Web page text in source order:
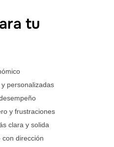
tu
personalizadas
y frustraciones
clara y solida
con dirección